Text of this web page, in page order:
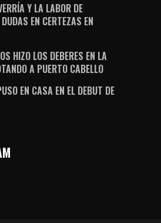
Y LA LABOR DE
EN CERTEZAS EN
HIZO LOS DEBERES EN LA
A PUERTO CABELLO
EN CASA EN EL DEBUT DE